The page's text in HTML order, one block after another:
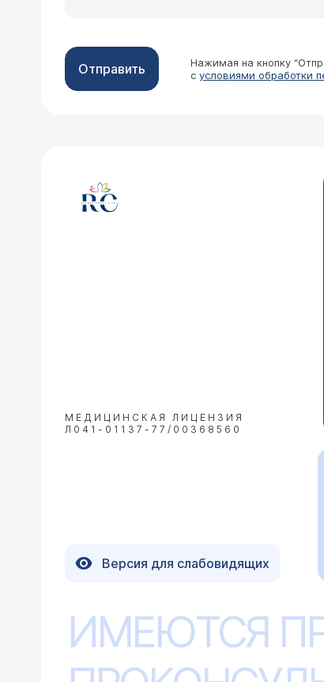
Отправить
Нажимая на кнопку
с условиями обработки
МЕДИЦИНСКАЯ ЛИЦЕНЗИЯ
Л041-01137-77/00368560
Версия для слабовидящих
ИМЕЮТСЯ